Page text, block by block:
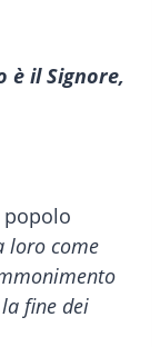
è il Signore,
popolo
loro come
fine dei